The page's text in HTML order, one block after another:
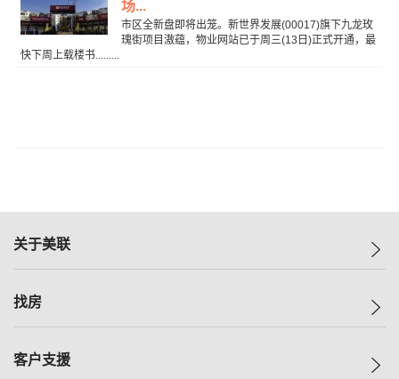
场...
市区全新盘即将出笼。新世界发展(00017)旗下九龙玫
瑰街项目滶蕴，物业网站已于周三(13日)正式开通，最
快下周上载楼书.........
关于美联
美联集团
人才招募
找房
一手新房
客户支援